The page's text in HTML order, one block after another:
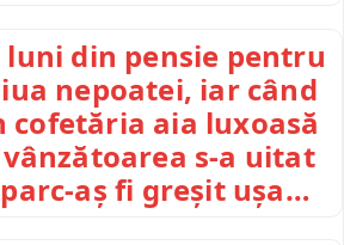
luni din pensie pentru
nepoatei, iar când
aia luxoasă
s-a uitat
aș fi greșit ușa…